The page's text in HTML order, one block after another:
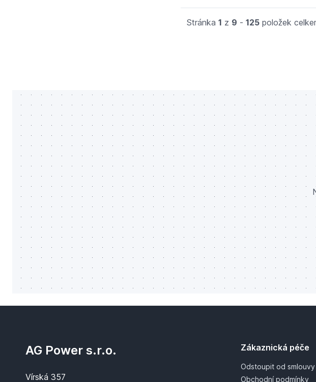
Stránka 1 z 9 - 125položek
AG Power s.r.o.
Vírská 357
Zákaznická péče
Odstoupit od smlouvy
Obchodní podmínky